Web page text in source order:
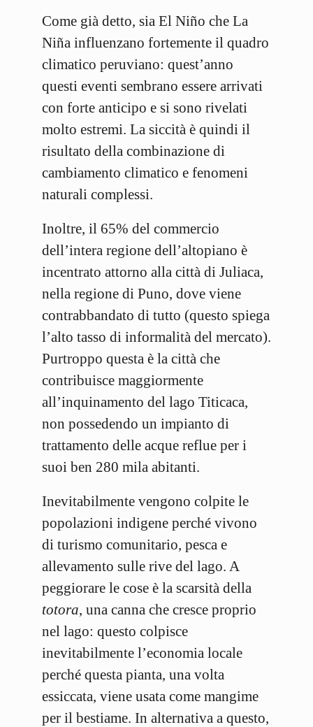
Come già detto, sia El Niño che La
Niña influenzano fortemente il quadro
climatico peruviano: quest’anno
questi eventi sembrano essere arrivati
con forte anticipo e si sono rivelati
molto estremi. La siccità è quindi il
risultato della combinazione di
cambiamento climatico e fenomeni
naturali complessi.
Inoltre, il 65% del commercio
dell’intera regione dell’altopiano è
incentrato attorno alla città di Juliaca,
nella regione di Puno, dove viene
contrabbandato di tutto (questo spiega
l’alto tasso di informalità del mercato).
Purtroppo questa è la città che
contribuisce maggiormente
all’inquinamento del lago Titicaca,
non possedendo un impianto di
trattamento delle acque reflue per i
suoi ben 280 mila abitanti.
Inevitabilmente vengono colpite le
popolazioni indigene perché vivono
di turismo comunitario, pesca e
allevamento sulle rive del lago. A
peggiorare le cose è la scarsità della
totora, una canna che cresce proprio
nel lago: questo colpisce
inevitabilmente l’economia locale
perché questa pianta, una volta
essiccata, viene usata come mangime
per il bestiame. In alternativa a questo,